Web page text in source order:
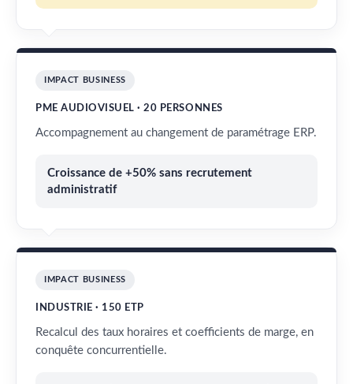
IMPACT BUSINESS
PME AUDIOVISUEL · 20 PERSONNES
Accompagnement au changement de paramétrage ERP.
Croissance de +50% sans recrutement
administratif
IMPACT BUSINESS
INDUSTRIE · 150 ETP
Recalcul des taux horaires et coefficients de marge, en
conquête concurrentielle.